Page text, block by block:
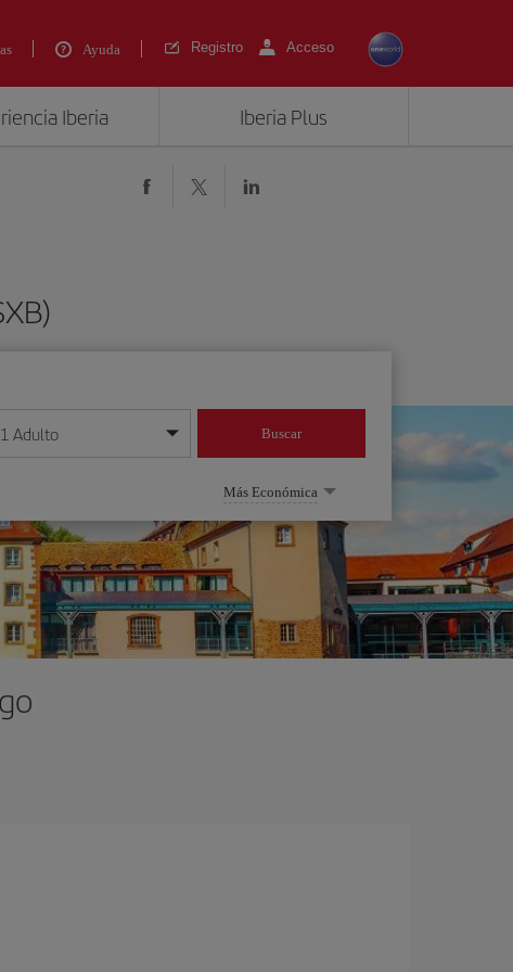
Ayuda Registro Acceso
Iberia Iberia Plus
día/mes/año
1 Adulto Buscar
Más Económica